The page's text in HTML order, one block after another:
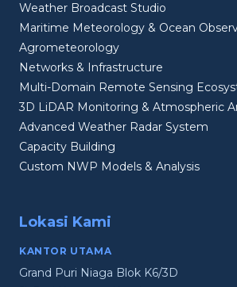
Weather Broadcast Studio
Maritime Meteorology & Ocean
Agrometeorology
Networks & Infrastructure
Multi-Domain Remote Sensing
3D LiDAR Monitoring & Atmospheric
Advanced Weather Radar System
Capacity Building
Custom NWP Models & Analysis
Lokasi Kami
KANTOR UTAMA
Grand Puri Niaga Blok K6/3D